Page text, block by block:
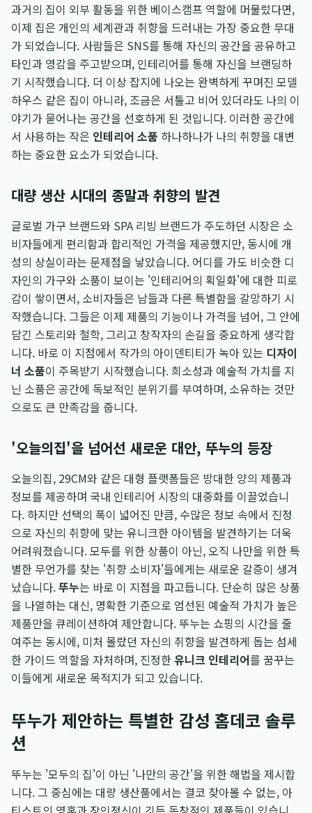
과거의 집이 외부 활동을 위한 베이스캠프 역할에 머물렀다면,
이제 집은 개인의 세계관과 취향을 드러내는 가장 중요한 무대
가 되었습니다. 사람들은 SNS를 통해 자신의 공간을 공유하고
타인과 영감을 주고받으며, 인테리어를 통해 자신을 브랜딩하
기 시작했습니다. 더 이상 잡지에 나오는 완벽하게 꾸며진 모델
하우스 같은 집이 아니라, 조금은 서툴고 비어 있더라도 나의 이
야기가 묻어나는 공간을 선호하게 된 것입니다. 이러한 공간에
서 사용하는 작은 인테리어 소품 하나하나가 나의 취향을 대변
하는 중요한 요소가 되었습니다.
대량 생산 시대의 종말과 취향의 발견
글로벌 가구 브랜드와 SPA 리빙 브랜드가 주도하던 시장은 소
비자들에게 편리함과 합리적인 가격을 제공했지만, 동시에 개
성의 상실이라는 문제점을 낳았습니다. 어디를 가도 비슷한 디
자인의 가구와 소품이 보이는 '인테리어의 획일화'에 대한 피로
감이 쌓이면서, 소비자들은 남들과 다른 특별함을 갈망하기 시
작했습니다. 그들은 이제 제품의 기능이나 가격을 넘어, 그 안에
담긴 스토리와 철학, 그리고 창작자의 손길을 중요하게 생각합
니다. 바로 이 지점에서 작가의 아이덴티티가 녹아 있는 디자이
너 소품이 주목받기 시작했습니다. 희소성과 예술적 가치를 지
닌 소품은 공간에 독보적인 분위기를 부여하며, 소유하는 것만
으로도 큰 만족감을 줍니다.
'오늘의집'을 넘어선 새로운 대안, 뚜누의 등장
오늘의집, 29CM와 같은 대형 플랫폼들은 방대한 양의 제품과
정보를 제공하며 국내 인테리어 시장의 대중화를 이끌었습니
다. 하지만 선택의 폭이 넓어진 만큼, 수많은 정보 속에서 진정
으로 자신의 취향에 맞는 유니크한 아이템을 발견하기는 더욱
어려워졌습니다. 모두를 위한 상품이 아닌, 오직 나만을 위한 특
별한 무언가를 찾는 '취향 소비자'들에게는 새로운 갈증이 생겨
났습니다.뚜누는 바로 이 지점을 파고듭니다. 단순히 많은 상품
을 나열하는 대신, 명확한 기준으로 엄선된 예술적 가치가 높은
제품만을 큐레이션하여 제안합니다. 뚜누는 쇼핑의 시간을 줄
여주는 동시에, 미처 몰랐던 자신의 취향을 발견하게 돕는 섬세
한 가이드 역할을 자처하며, 진정한유니크 인테리어를 꿈꾸는
이들에게 새로운 목적지가 되고 있습니다.
뚜누가 제안하는 특별한 감성 홈데코 솔루
션
뚜누는 '모두의 집'이 아닌 '나만의 공간'을 위한 해법을 제시합
니다. 그 중심에는 대량 생산품에서는 결코 찾아볼 수 없는, 아